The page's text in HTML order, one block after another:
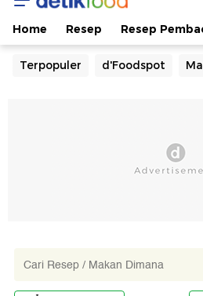
Home Resep Resep
Terpopuler d'Foodspot